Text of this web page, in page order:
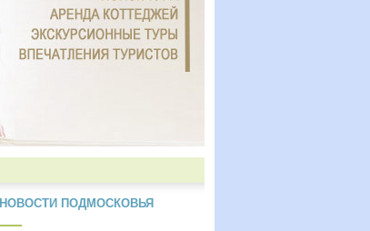
НОВОСТИ ПОДМОСКОВЬЯ